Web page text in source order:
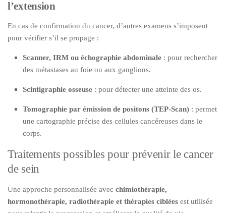
l’extension
En cas de confirmation du cancer, d’autres examens s’imposent
pour vérifier s’il se propage :
Scanner, IRM ou échographie abdominale : pour rechercher
des métastases au foie ou aux ganglions.
Scintigraphie osseuse : pour détecter une atteinte des os.
Tomographie par émission de positons (TEP-Scan) : permet
une cartographie précise des cellules cancéreuses dans le
corps.
Traitements possibles pour prévenir le cancer
de sein
Une approche personnalisée avec chimiothérapie,
hormonothérapie, radiothérapie et thérapies ciblées est utilisée